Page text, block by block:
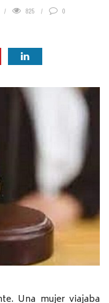
825 0
Una mujer viajaba